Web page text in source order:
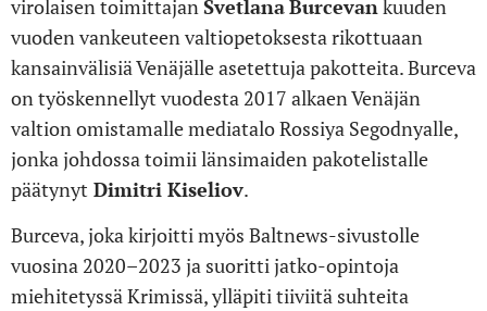
virolaisen toimittajan SvetlanaBurcevan kuuden
vuoden vankeuteen valtiopetoksesta rikottuaan
kansainvälisiä Venäjälle asetettuja pakotteita. Burceva
on työskennellyt vuodesta 2017 alkaen Venäjän
valtion omistamalle mediatalo Rossiya Segodnyalle,
jonka johdossa toimii länsimaiden pakotelistalle
päätynyt Dimitri Kiseliov.
Burceva, joka kirjoitti myös Baltnews-sivustolle
vuosina 2020–2023 ja suoritti jatko-opintoja
miehitetyssä Krimissä, ylläpiti tiiviitä suhteita